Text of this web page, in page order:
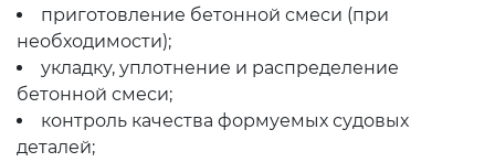
приготовление бетонной смеси (при
необходимости);
укладку, уплотнение и распределение
бетонной смеси;
контроль качества формуемых судовых
деталей;